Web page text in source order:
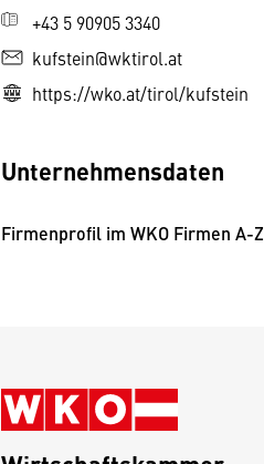
+43 5 90905 3340
kufstein@wktirol.at
https://wko.at/tirol/kufstein
Unternehmensdaten
Firmenprofil im WKO Firmen A-Z